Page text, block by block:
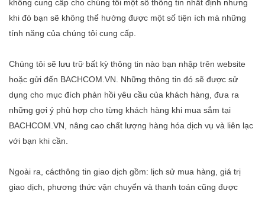
không cung cấp cho chúng tôi một số thông tin nhất định nhưng
khi đó bạn sẽ không thể hưởng được một số tiện ích mà những
tính năng của chúng tôi cung cấp.
Chúng tôi sẽ lưu trữ bất kỳ thông tin nào bạn nhập trên website
hoặc gửi đến BACHCOM.VN. Những thông tin đó sẽ được sử
dụng cho mục đích phản hồi yêu cầu của khách hàng, đưa ra
những gợi ý‎ phù hợp cho từng khách hàng khi mua sắm tại
BACHCOM.VN, nâng cao chất lượng hàng hóa dịch vụ và liên lạc
với bạn khi cần.
Ngoài ra, cácthông tin giao dịch gồm: lịch sử mua hàng, giá trị
giao dịch, phương thức vận chuyển và thanh toán cũng được